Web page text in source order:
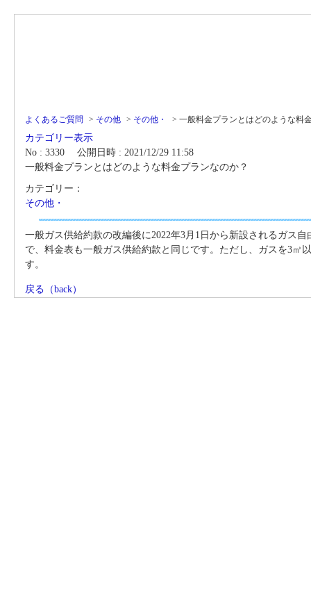
よくあるご質問 > その他 > その他・ > 一般料金プランとはどのような料
カテゴリー表示
No : 3330
公開日時 : 2021/12/29 11:58
一般料金プランとはどのような料金プランなのか？
カテゴリー：
その他・
一般ガス供給約款の改編後に2022年3月1日から新設されるガス
で、料金表も一般ガス供給約款と同じです。ただし、ガスを3㎥
す。
戻る（back）